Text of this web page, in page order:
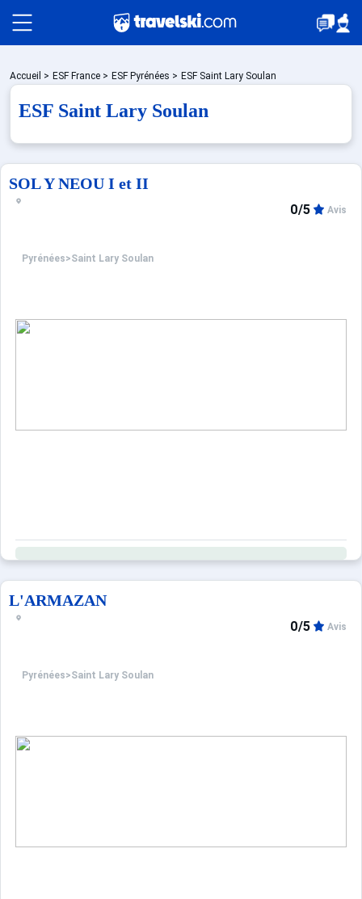
Packages
Hébergements
Bons plans
Accueil > ESF France > ESF Pyrénées > ESF Saint Lary Soulan
ESF Saint Lary Soulan
SOL Y NEOU I et II
Pyrénées>Saint Lary Soulan
0/5 Avis
L'ARMAZAN
Pyrénées>Saint Lary Soulan
0/5 Avis